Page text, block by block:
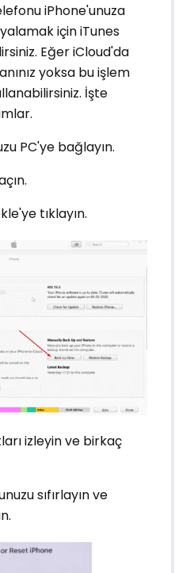
iPhone'unuza
için iTunes
Eğer iCloud'da
yoksa bu işlem
İşte
PC'ye bağlayın.
tıklayın.
izleyin ve birkaç
sıfırlayın ve